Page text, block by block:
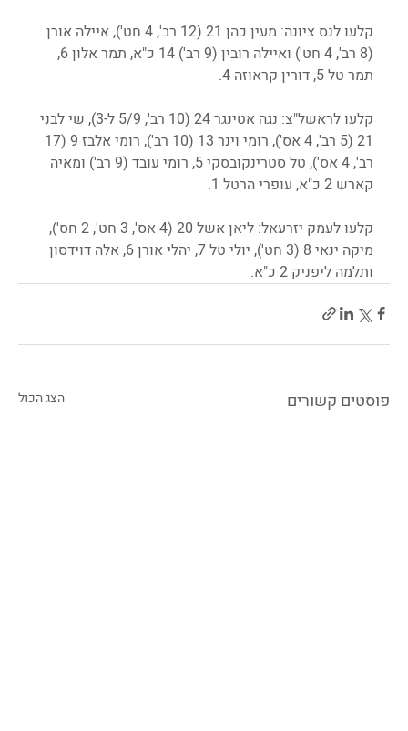
קלעו לנס ציונה: מעין כהן 21 (12 רב', 4 חט'), איילה אורן
(8 רב', 4 חט') ואיילה רובין (9 רב') 14 כ"א, תמר אלון 6,
תמר טל 5, דורין קראוזה 4.
קלעו לראשל"צ: נגה אטינגר 24 (10 רב', 5/9 ל-3), שי לבני
רב', 4 אס'), טל סטרינקובסקי 5, רומי עובד (9 רב') ומאיה
קארש 2 כ"א, עופרי הרטל 1.
קלעו לעמק יזרעאל: ליאן אשל 20 (4 אס', 3 חט', 2 חס'),
מיקה ינאי 8 (3 חט'), יולי טל 7, יהלי אורן 6, אלה דוידסון
ותלמה ליפניק 2 כ"א.
פוסטים קשורים הצג הכול